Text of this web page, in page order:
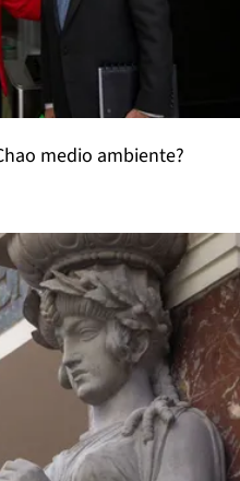
medio ambiente?